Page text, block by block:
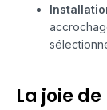
La joie